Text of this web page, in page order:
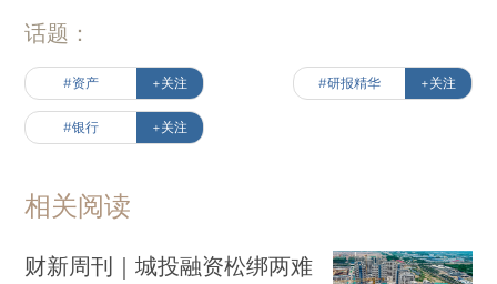
话题：
#资产 +关注 #研报精华 +关注
#银行 +关注
相关阅读
财新周刊｜城投融资松绑两难